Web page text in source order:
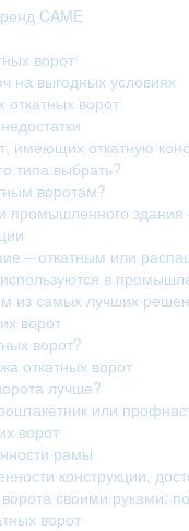
CAME
ворот
на выгодных условиях
откатных ворот
имеющих откатную
типа выбрать?
воротам?
здания –
– откатным или
в
из самых лучших
ворот
ворот?
откатных ворот
лучше?
или
ворот
рамы
конструкции,
своими руками:
ворот